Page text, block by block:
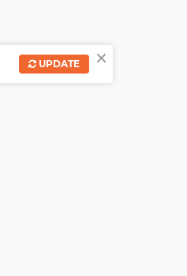
×
UPDATE